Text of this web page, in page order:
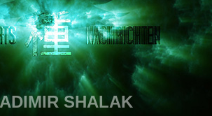
SHALAK